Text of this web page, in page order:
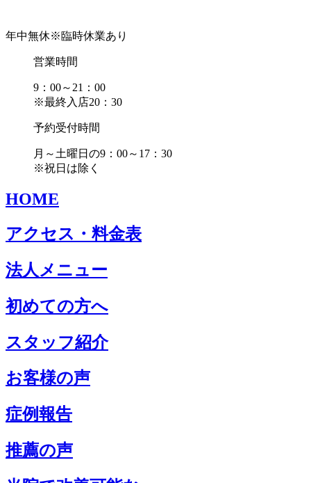
年中無休※臨時休業あり
営業時間
9：00～21：00
※最終入店20：30
予約受付時間
月～土曜日の9：00～17：30
※祝日は除く
HOME
アクセス・料金表
法人メニュー
初めての方へ
スタッフ紹介
お客様の声
症例報告
推薦の声